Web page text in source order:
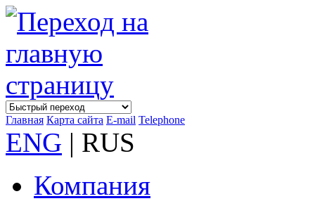
Главная Карта сайта E-mail Telephone
ENG | RUS
Компания